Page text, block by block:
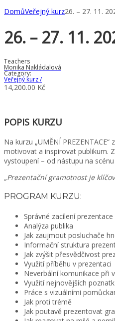
DomůVeřejný kurz26. – 27. 11.
26. – 27. 11.
Teachers
Monika Nakládalová
Category:
Veřejný kurz/
14,200.00 Kč
POPIS KURZU
Na kurzu „UMĚNÍ
motivovat a inspirovat publikum.
vystoupení – od nástupu na
„Prezentační gramotnost je
PROGRAM KURZU:
Správné zacílení prezentace
Analýza publika
Jak zaujmout posluchače
Informační struktura
Jak zvýšit přesvědčivost
Využití příběhu v prezentaci
Neverbální komunikace při
Využití nejnovějších
Práce s vizuálními
Jak proti trémě
Jak poutavě prezentovat